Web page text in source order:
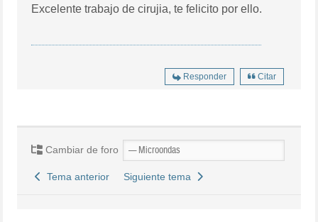
Excelente trabajo de cirujia, te felicito por ello.
Responder Citar
Cambiar de foro
Tema anterior Siguiente tema